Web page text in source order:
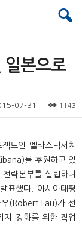
일본으로
07-31 1143
트인 엘라스틱서치
를 후원하고 있
전략본부를 설립하며
표했다
아시아태평
(Robert Lau)가 선
지 강화를 위한 작업